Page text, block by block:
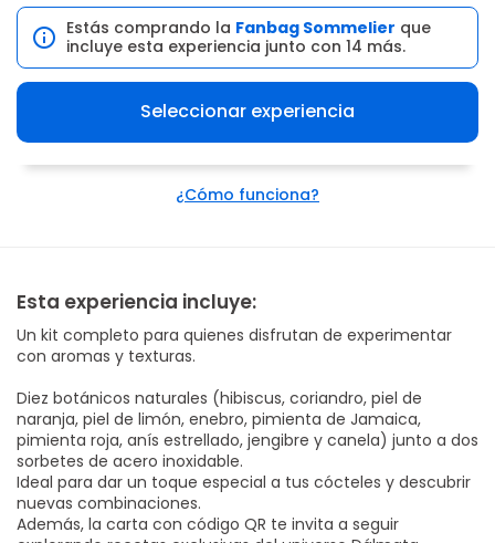
Estás comprando la Fanbag Sommelier que
incluye esta experiencia junto con 14 más.
Seleccionar experiencia
¿Cómo funciona?
Esta experiencia incluye:
Un kit completo para quienes disfrutan de experimentar
con aromas y texturas.
Diez botánicos naturales (hibiscus, coriandro, piel de
naranja, piel de limón, enebro, pimienta de Jamaica,
pimienta roja, anís estrellado, jengibre y canela) junto a dos
sorbetes de acero inoxidable.
Ideal para dar un toque especial a tus cócteles y descubrir
nuevas combinaciones.
Además, la carta con código QR te invita a seguir